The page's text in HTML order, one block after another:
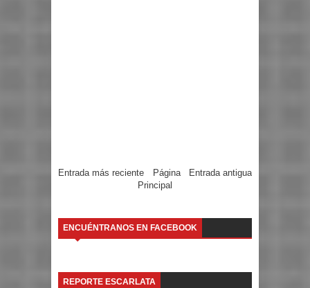
Entrada más reciente Entrada antigua
Página
Principal
ENCUÉNTRANOS EN FACEBOOK
REPORTE ESCARLATA